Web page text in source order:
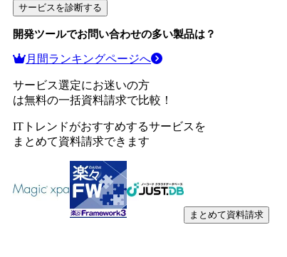
サービスを診断する
開発ツールでお問い合わせの多い製品は？
月間ランキングページへ
サービス選定にお迷いの方
は無料の一括資料請求で比較！
ITトレンドがおすすめするサービスを
まとめて資料請求できます
まとめて資料請求